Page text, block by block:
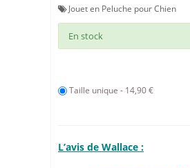
Jouet en Peluche pour Chien
En stock
Taille unique - 14,90 €
L’avis de Wallace :